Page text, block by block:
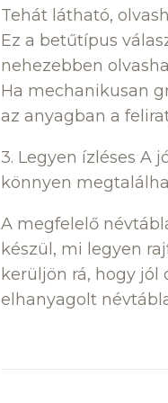
Tehát látható,
Ez a betűtípus
nehezebben
Ha mechanikusan
az anyagban a
3. Legyen ízléses A
könnyen
A megfelelő
készül, mi legyen
kerüljön rá, hogy jól
elhanyagolt